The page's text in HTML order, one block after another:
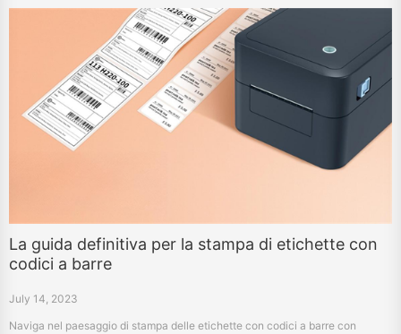
La guida definitiva per la stampa di etichette con
codici a barre
July 14, 2023
Naviga nel paesaggio di stampa delle etichette con codici a barre con